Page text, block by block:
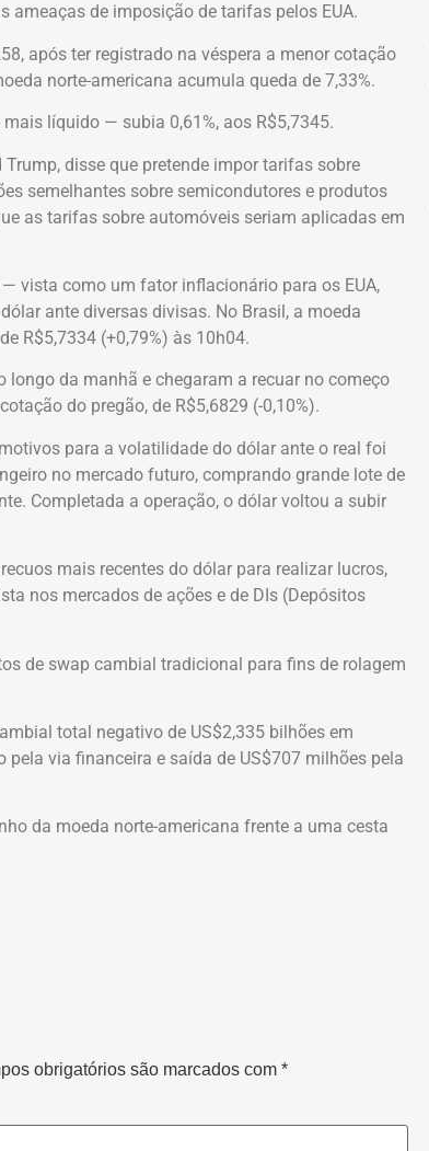
ameaças de imposição de tarifas pelos EUA.
após ter registrado na véspera a menor cotação
norte-americana acumula queda de 7,33%.
líquido — subia 0,61%, aos R$5,7345.
disse que pretende impor tarifas sobre
semelhantes sobre semicondutores e produtos
as tarifas sobre automóveis seriam aplicadas em
vista como um fator inflacionário para os EUA,
ante diversas divisas. No Brasil, a moeda
R$5,7334 (+0,79%) às 10h04.
longo da manhã e chegaram a recuar no começo
do pregão, de R$5,6829 (-0,10%).
para a volatilidade do dólar ante o real foi
no mercado futuro, comprando grande lote de
Completada a operação, o dólar voltou a subir
mais recentes do dólar para realizar lucros,
nos mercados de ações e de DIs (Depósitos
de swap cambial tradicional para fins de rolagem
total negativo de US$2,335 bilhões em
via financeira e saída de US$707 milhões pela
da moeda norte-americana frente a uma cesta
obrigatórios são marcados com *